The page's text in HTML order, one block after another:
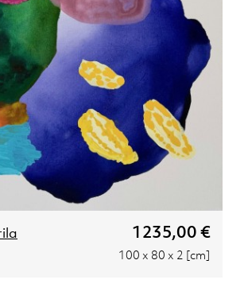
1235,00 €
100 x 80 x 2 [cm]